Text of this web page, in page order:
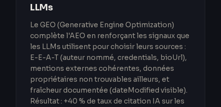
LLMs
Le GEO (Generative Engine Optimization)
complète l'AEO en renforçant les signaux que
les LLMs utilisent pour choisir leurs sources :
E-E-A-T (auteur nommé, credentials, bioUrl),
mentions externes cohérentes, données
propriétaires non trouvables ailleurs, et
fraîcheur documentée (dateModified visible).
Résultat : +40 % de taux de citation IA sur les